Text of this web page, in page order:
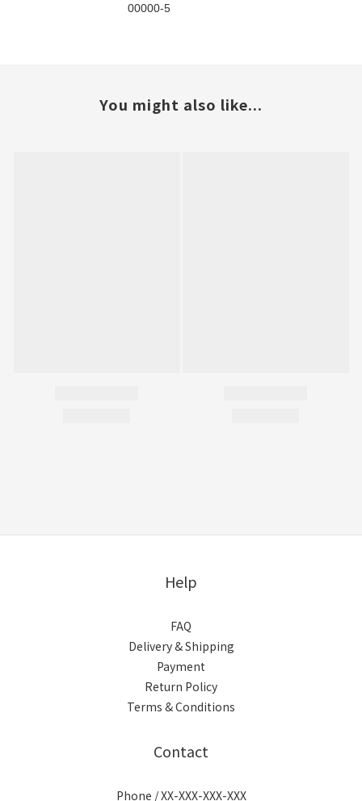
00000-5
You might also like...
Help
FAQ
Delivery & Shipping
Payment
Return Policy
Terms & Conditions
Contact
Phone / XX-XXX-XXX-XXX